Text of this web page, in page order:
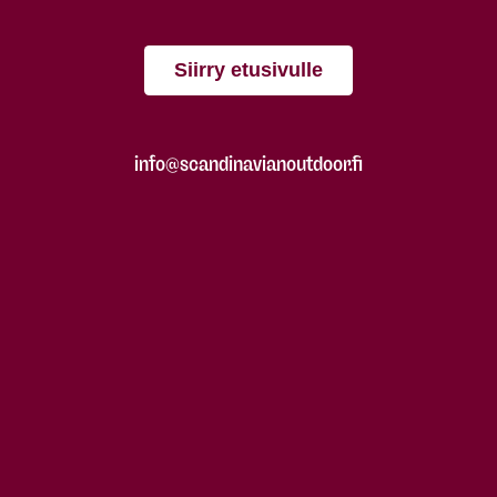
Siirry etusivulle
info@scandinavianoutdoor.fi